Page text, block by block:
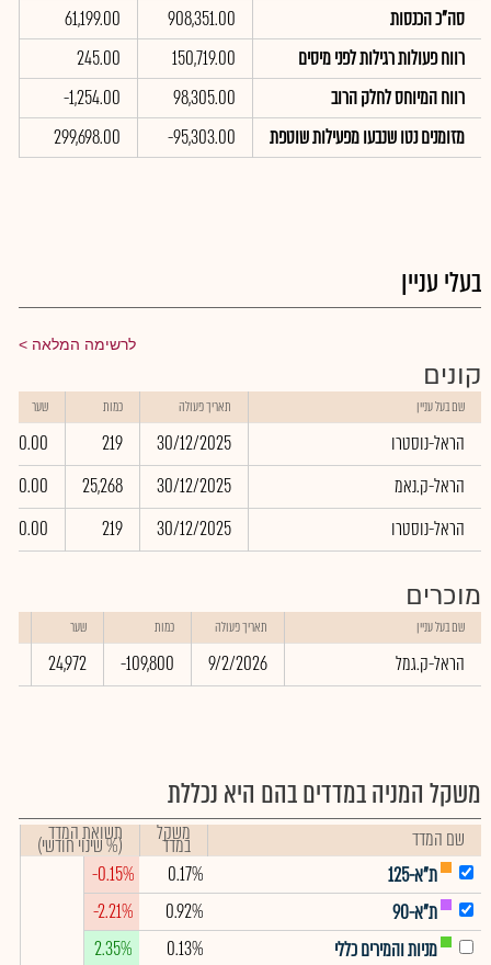
סה"כ הכנסות
908,351.00
61,199.00
רווח פעולות רגילות לפני מיסים
150,719.00
245.00
רווח המיוחס לחלק הרוב
98,305.00
-1,254.00
מזומנים נטו שנבעו מפעילות שוטפת
-95,303.00
299,698.00
בעלי עניין
לרשימה המלאה
קונים
שם בעל עניין תאריך פעולה כמות שער
הראל-נוסטרו 30/12/2025
219
0.00
הראל-ק.נאמ
30/12/2025
25,268
0.00
הראל-נוסטרו
30/12/2025
219
0.00
מוכרים
שם בעל עניין תאריך פעולה כמות שער
הראל-ק.גמל 9/2/2026
-109,800
24,972
משקל המניה במדדים בהם היא נכללת
שם המדד משקל
במדד תשואת המדד
(% שינוי חודשי)
ת"א-125
0.17%
-0.15%
ת"א-90
0.92%
-2.21%
מניות והמירים כללי
0.13%
2.35%